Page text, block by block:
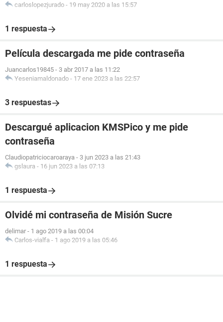
carloslopezjurado - 19 may 2020 a las 15:57
1 respuesta
Película descargada me pide contraseña
Juancarlos19845 - 3 abr 2017 a las 11:22
Yeseniamaldonado - 17 ene 2023 a las 22:57
3 respuestas
Descargué aplicacion KMSPico y me pide
contraseña
Claudiopatriciocaroaraya - 3 jun 2023 a las 21:43
gslaura - 16 jun 2023 a las 07:13
1 respuesta
Olvidé mi contraseña de Misión Sucre
delimar - 1 ago 2019 a las 00:04
Carlos-vialfa - 1 ago 2019 a las 05:46
1 respuesta